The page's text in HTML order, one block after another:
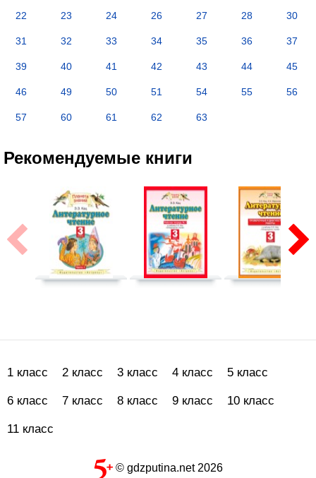
22 23 24 26 27 28 30
31 32 33 34 35 36 37
39 40 41 42 43 44 45
46 49 50 51 54 55 56
57 60 61 62 63
Рекомендуемые книги
1 класс 2 класс 3 класс 4 класс 5 класс
6 класс 7 класс 8 класс 9 класс 10 класс
11 класс
© gdzputina.net 2026